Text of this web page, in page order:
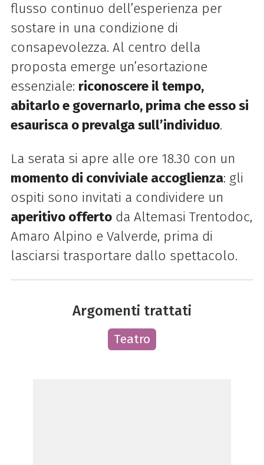
flusso continuo dell’esperienza per
sostare in una condizione di
consapevolezza. Al centro della
proposta emerge un’esortazione
essenziale: riconoscere il tempo,
abitarlo e governarlo, prima che esso si
esaurisca o prevalga sull’individuo.
La serata si apre alle ore 18.30 con un
momento di conviviale accoglienza: gli
ospiti sono invitati a condividere un
aperitivo offertoda Altemasi Trentodoc,
Amaro Alpino e Valverde, prima di
lasciarsi trasportare dallo spettacolo.
Argomenti trattati
Teatro